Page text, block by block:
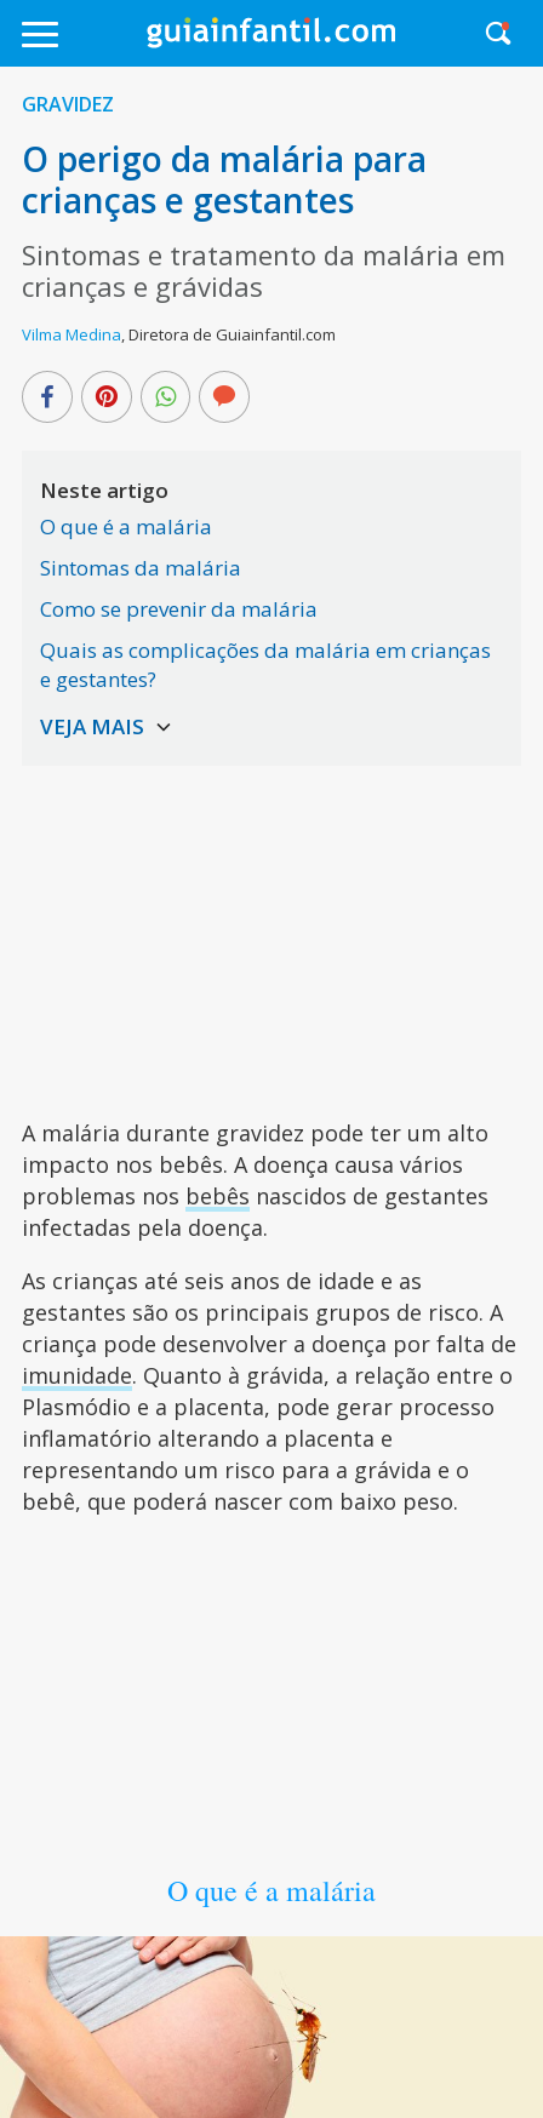
GRAVIDEZ
O perigo da malária para
crianças e gestantes
Sintomas e tratamento da malária em
crianças e grávidas
Vilma Medina,Diretora de Guiainfantil.com
Neste artigo
O que é a malária
Sintomas da malária
Como se prevenir da malária
Quais as complicações da malária em crianças
e gestantes?
A malária durante gravidez pode ter um alto
impacto nos bebês. A doença causa vários
problemas nos bebês nascidos de gestantes
infectadas pela doença.
As crianças até seis anos de idade e as
gestantes são os principais grupos de risco. A
criança pode desenvolver a doença por falta de
imunidade. Quanto à grávida, a relação entre o
Plasmódio e a placenta, pode gerar processo
inflamatório alterando a placenta e
representando um risco para a grávida e o
bebê, que poderá nascer com baixo peso.
O que é a malária